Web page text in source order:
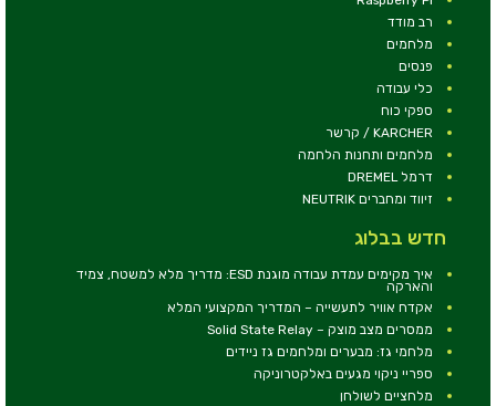
רב מודד
מלחמים
פנסים
כלי עבודה
ספקי כוח
KARCHER / קרשר
מלחמים ותחנות הלחמה
דרמל DREMEL
זיווד ומחברים NEUTRIK
חדש בבלוג
איך מקימים עמדת עבודה מוגנת ESD: מדריך מלא למשטח, צמיד
והארקה
אקדח אוויר לתעשייה – המדריך המקצועי המלא
ממסרים מצב מוצק – Solid State Relay
מלחמי גז: מבערים ומלחמים גז ניידים
ספריי ניקוי מגעים באלקטרוניקה
מלחציים לשולחן